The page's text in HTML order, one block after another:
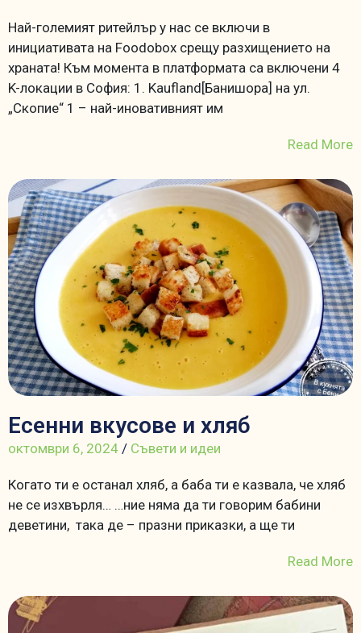
Най-големият ритейлър у нас се включи в
инициативата на Foodobox срещу разхищението на
храната! Към момента в платформата са включени 4
K-локации в София: 1. Kaufland[Банишора] на ул.
„Скопие“ 1 – най-иновативният им
Read More
Есенни вкусове и хляб
октомври 6, 2024 / Съвети и идеи
Когато ти е останал хляб, а баба ти е казвала, че хляб
не се изхвърля… …ние няма да ти говорим бабини
деветини, така де – празни приказки, а ще ти
Read More